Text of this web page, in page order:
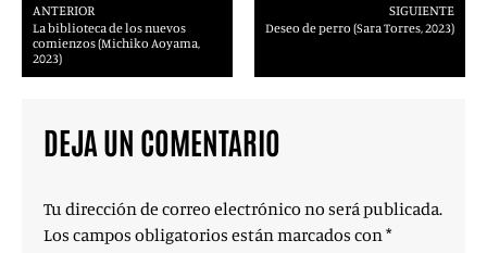
ANTERIOR
La biblioteca de los nuevos
comienzos (Michiko Aoyama,
2023)
SIGUIENTE
Deseo de perro (Sara Torres, 2023)
DEJA UN COMENTARIO
Tu dirección de correo electrónico no será publicada.
Los campos obligatorios están marcados con*